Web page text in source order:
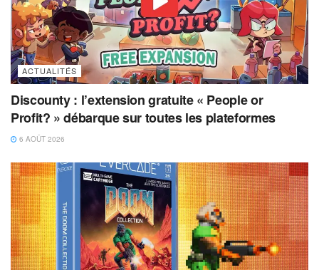
ACTUALITÉS
Discounty : l’extension gratuite « People or
Profit? » débarque sur toutes les plateformes
6 AOÛT 2026